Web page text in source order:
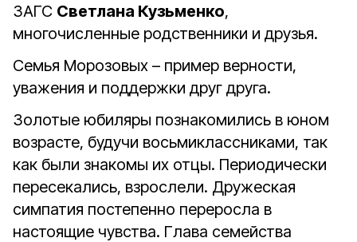
ЗАГС Светлана Кузьменко,
многочисленные родственники и друзья.
Семья Морозовых – пример верности,
уважения и поддержки друг друга.
Золотые юбиляры познакомились в юном
возрасте, будучи восьмиклассниками, так
как были знакомы их отцы. Периодически
пересекались, взрослели. Дружеская
симпатия постепенно переросла в
настоящие чувства. Глава семейства